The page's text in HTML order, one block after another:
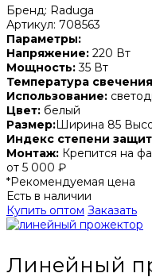
Бренд: Raduga
Артикул: 708563
Параметры:
Напряжение: 220 Вт
Мощность:35 Вт
Температура
Использование:
Цвет: белый
Размер:Ширина 85
Индекс степени
Монтаж: Крепится на
от 5 000 ₽
*Рекомендуемая цена
Есть в наличии
Купить оптом Заказать
Линейный